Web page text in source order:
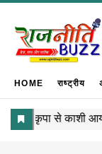
HOME राष्ट्रीय